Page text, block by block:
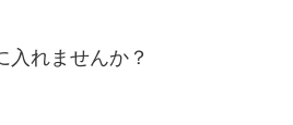
入れませんか？